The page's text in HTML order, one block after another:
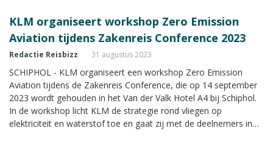
KLM organiseert workshop Zero Emission
Aviation tijdens Zakenreis Conference 2023
Redactie Reisbizz 31 augustus 2023
SCHIPHOL - KLM organiseert een workshop Zero Emission
Aviation tijdens de Zakenreis Conference, die op 14 september
2023 wordt gehouden in het Van der Valk Hotel A4 bij Schiphol.
In de workshop licht KLM de strategie rond vliegen op
elektriciteit en waterstof toe en gaat zij met de deelnemers in